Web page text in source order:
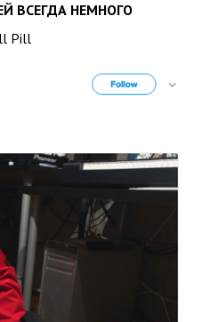
ВСЕГДА НЕМНОГО
Pill